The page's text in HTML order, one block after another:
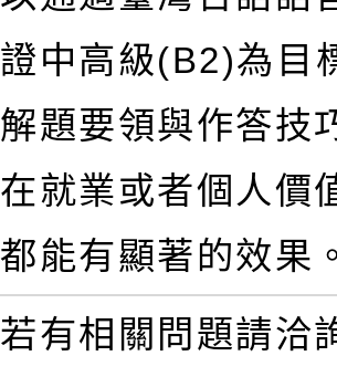
證中高級(B2)為目
解題要領與作答技
在就業或者個人價
都能有顯著的效果
若有相關問題請洽